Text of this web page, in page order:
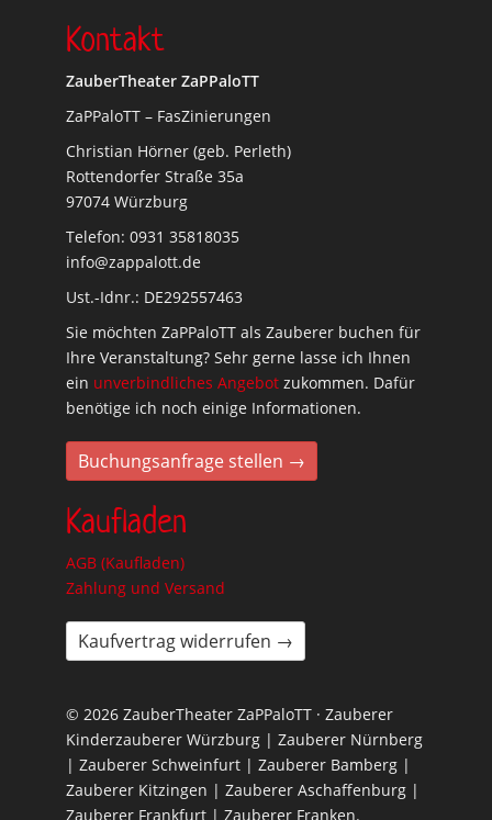
Kontakt
ZauberTheater ZaPPaloTT
ZaPPaloTT – FasZinierungen
Christian Hörner (geb. Perleth)
Rottendorfer Straße 35a
97074 Würzburg
Telefon: 0931 35818035
info@zappalott.de
Ust.-Idnr.: DE292557463
Sie möchten ZaPPaloTT als Zauberer buchen für
Ihre Veranstaltung? Sehr gerne lasse ich Ihnen
ein unverbindliches Angebot zukommen. Dafür
benötige ich noch einige Informationen.
Buchungsanfrage stellen →
Kaufladen
AGB (Kaufladen)
Zahlung und Versand
Kaufvertrag widerrufen →
© 2026 ZauberTheater ZaPPaloTT · Zauberer
Kinderzauberer Würzburg | Zauberer Nürnberg
| Zauberer Schweinfurt | Zauberer Bamberg |
Zauberer Kitzingen | Zauberer Aschaffenburg |
Zauberer Frankfurt | Zauberer Franken.